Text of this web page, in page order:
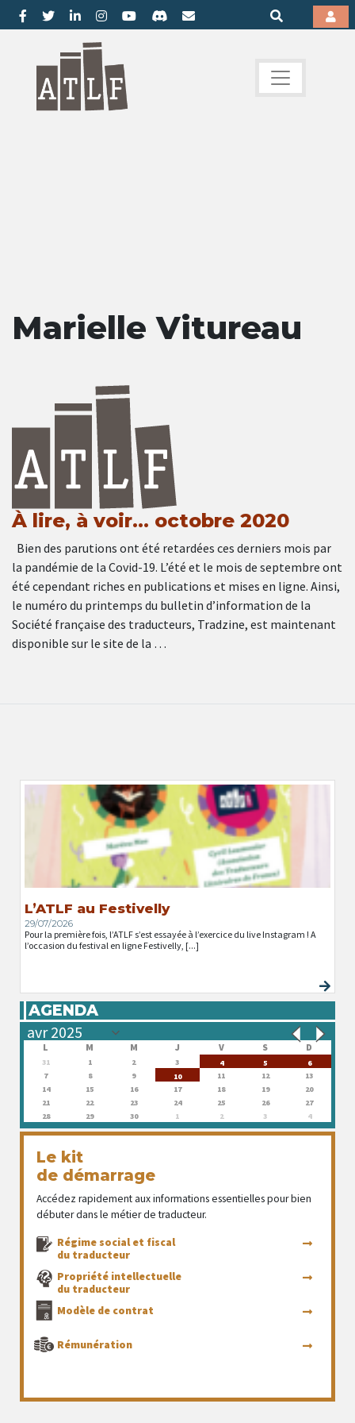
Marielle Vitureau
À lire, à voir… octobre 2020
Bien des parutions ont été retardées ces derniers mois par
la pandémie de la Covid-19. L’été et le mois de septembre ont
été cependant riches en publications et mises en ligne. Ainsi,
le numéro du printemps du bulletin d’information de la
Société française des traducteurs, Tradzine, est maintenant
disponible sur le site de la …
L’ATLF au Festivelly
29/07/2026
Pour la première fois, l’ATLF s’est essayée à l’exercice du live Instagram ! A
l’occasion du festival en ligne Festivelly, [...]
AGENDA
L M M J V S D
31 1 2 3 4 5
6
7
8 9 10 11 12
13
14
15 16 17 18 19
20
21
22 23 24 25 26
27
28
29 30 1 2 3 4
Le kit
de démarrage
Accédez rapidement aux informations essentielles pour bien
débuter dans le métier de traducteur.
Régime social et fiscal
du traducteur
Propriété intellectuelle
du traducteur
Modèle de contrat
Rémunération